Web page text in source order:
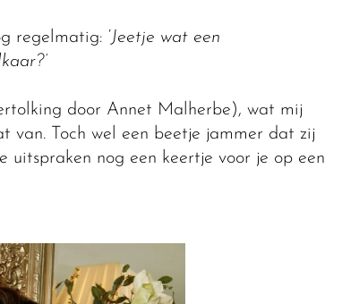
regelmatig: ‘Jeetje wat een
door Annet Malherbe), wat mij
van. Toch wel een beetje jammer dat zij
uitspraken nog een keertje voor je op een